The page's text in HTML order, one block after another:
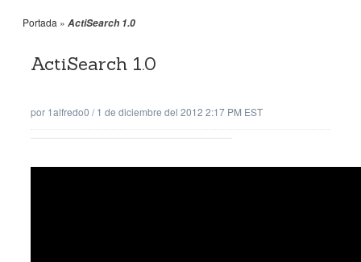
Portada » ActiSearch 1.0
ActiSearch 1.0
por 1alfredo0 /1 de diciembre del 2012 2:17 PM EST